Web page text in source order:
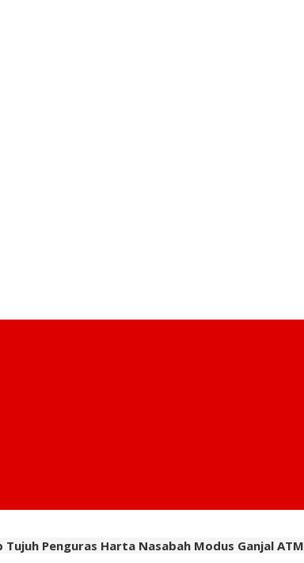
Penguras Harta Nasabah Modus Ganjal ATM